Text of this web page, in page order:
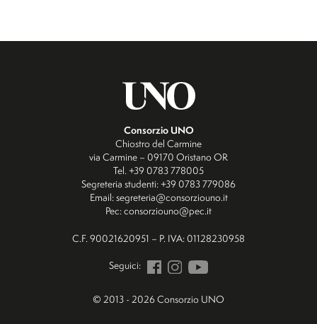
Consorzio UNO
Chiostro del Carmine
via Carmine – 09170 Oristano OR
Tel. +39 0783 778005
Segreteria studenti: +39 0783 779086
Email: segreteria@consorziouno.it
Pec: consorziouno@pec.it
C.F. 90021620951 – P. IVA: 01128230958
Seguici:
© 2013 - 2026 Consorzio UNO